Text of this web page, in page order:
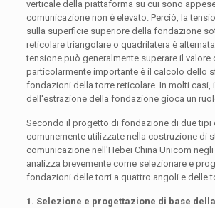
verticale della piattaforma su cui sono
comunicazione non è elevato. Perciò, la
sulla superficie superiore della fondazione
reticolare triangolare o quadrilatera è
tensione può generalmente superare il valore
particolarmente importante è il calcolo dello
fondazioni della torre reticolare. In molti casi,
dell'estrazione della fondazione gioca un
Secondo il progetto di fondazione di due tipi
comunemente utilizzate nella costruzione di
comunicazione nell'Hebei China Unicom
analizza brevemente come selezionare e
fondazioni delle torri a quattro angoli e delle
1. Selezione e progettazione di base